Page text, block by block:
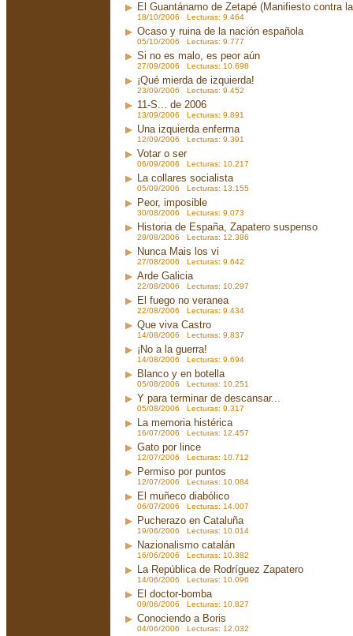
El Guantánamo de Zetapé (Manifiesto contra
18/10/2006 Lecturas: 9.464
Ocaso y ruina de la nación española
05/10/2006 Lecturas: 9.777
Si no es malo, es peor aún
27/09/2006 Lecturas: 10.698
¡Qué mierda de izquierda!
23/09/2006 Lecturas: 9.452
11-S... de 2006
13/09/2006 Lecturas: 9.891
Una izquierda enferma
12/09/2006 Lecturas: 9.391
Votar o ser
06/09/2006 Lecturas: 10.217
La collares socialista
05/09/2006 Lecturas: 13.155
Peor, imposible
30/08/2006 Lecturas: 9.073
Historia de España, Zapatero suspenso
29/08/2006 Lecturas: 12.386
Nunca Mais los vi
27/08/2006 Lecturas: 9.642
Arde Galicia
22/08/2006 Lecturas: 10.297
El fuego no veranea
22/08/2006 Lecturas: 9.434
Que viva Castro
14/08/2006 Lecturas: 9.837
¡No a la guerra!
14/08/2006 Lecturas: 9.694
Blanco y en botella
05/08/2006 Lecturas: 10.251
Y para terminar de descansar...
05/08/2006 Lecturas: 9.317
La memoria histérica
16/07/2006 Lecturas: 12.457
Gato por lince
12/07/2006 Lecturas: 10.712
Permiso por puntos
12/07/2006 Lecturas: 10.084
El muñeco diabólico
06/07/2006 Lecturas: 14.007
Pucherazo en Cataluña
19/06/2006 Lecturas: 10.014
Nazionalismo catalán
16/06/2006 Lecturas: 10.382
La República de Rodríguez Zapatero
14/06/2006 Lecturas: 10.096
El doctor-bomba
09/06/2006 Lecturas: 10.827
Conociendo a Boris
04/06/2006 Lecturas: 12.032